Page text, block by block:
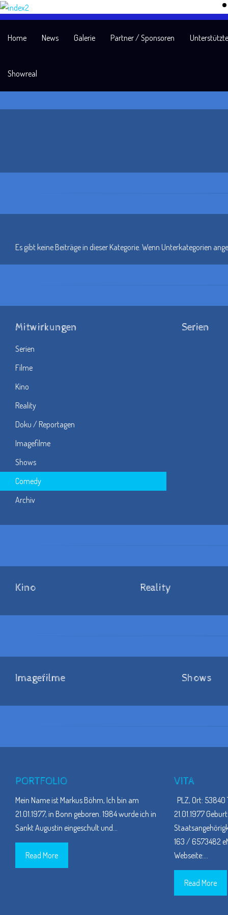
Home News Galerie Partner / Sponsoren
Showreal
Es gibt keine Beiträge in dieser Kategorie. Wenn Unterkategorien
Mitwirkungen
Serien
Filme
Kino
Reality
Doku / Reportagen
Imagefilme
Shows
Comedy
Archiv
Serien
Kino Reality
Imagefilme Shows
PORTFOLIO
Mein Name ist Markus Böhm, Ich bin am
21.01.1977, in Bonn geboren. 1984 wurde ich in
Sankt Augustin eingeschult und…
Read More
VITA
PLZ, Ort:
21.01.1977
163 / 6573482
Webseite:…
Read More